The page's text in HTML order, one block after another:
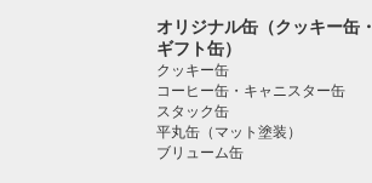
オリジナル缶（クッキー缶・
ギフト缶）
クッキー缶
コーヒー缶・キャニスター缶
スタック缶
平丸缶（マット塗装）
ブリューム缶